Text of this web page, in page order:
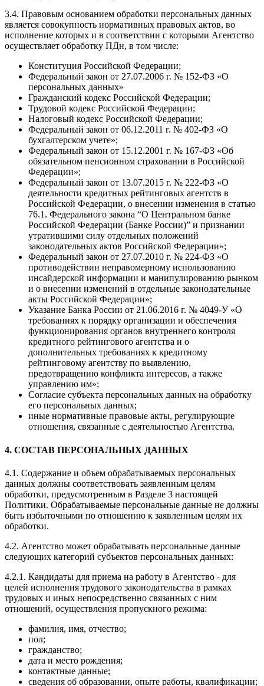
3.4. Правовым основанием обработки персональных данных
является совокупность нормативных правовых актов, во
исполнение которых и в соответствии с которыми Агентство
осуществляет обработку ПДн, в том числе:
Конституция Российской Федерации;
Федеральный закон от 27.07.2006 г. № 152-ФЗ «О
персональных данных»
Гражданский кодекс Российской Федерации;
Трудовой кодекс Российской Федерации;
Налоговый кодекс Российской Федерации;
Федеральный закон от 06.12.2011 г. № 402-ФЗ «О
бухгалтерском учете»;
Федеральный закон от 15.12.2001 г. № 167-ФЗ «Об
обязательном пенсионном страховании в Российской
Федерации»;
Федеральный закон от 13.07.2015 г. № 222-ФЗ «О
деятельности кредитных рейтинговых агентств в
Российской Федерации, о внесении изменения в статью
76.1. Федерального закона “О Центральном банке
Российской Федерации (Банке России)” и признании
утратившими силу отдельных положений
законодательных актов Российской Федерации»;
Федеральный закон от 27.07.2010 г. № 224-ФЗ «О
противодействии неправомерному использованию
инсайдерской информации и манипулированию рынком
и о внесении изменений в отдельные законодательные
акты Российской Федерации»;
Указание Банка России от 21.06.2016 г. № 4049-У «О
требованиях к порядку организации и обеспечения
функционирования органов внутреннего контроля
кредитного рейтингового агентства и о
дополнительных требованиях к кредитному
рейтинговому агентству по выявлению,
предотвращению конфликта интересов, а также
управлению им»;
Согласие субъекта персональных данных на обработку
его персональных данных;
иные нормативные правовые акты, регулирующие
отношения, связанные с деятельностью Агентства.
4. СОСТАВ ПЕРСОНАЛЬНЫХ ДАННЫХ
4.1. Содержание и объем обрабатываемых персональных
данных должны соответствовать заявленным целям
обработки, предусмотренным в Разделе 3 настоящей
Политики. Обрабатываемые персональные данные не должны
быть избыточными по отношению к заявленным целям их
обработки.
4.2. Агентство может обрабатывать персональные данные
следующих категорий субъектов персональных данных:
4.2.1. Кандидаты для приема на работу в Агентство - для
целей исполнения трудового законодательства в рамках
трудовых и иных непосредственно связанных с ним
отношений, осуществления пропускного режима:
фамилия, имя, отчество;
пол;
гражданство;
дата и место рождения;
контактные данные;
сведения об образовании, опыте работы, квалификации;